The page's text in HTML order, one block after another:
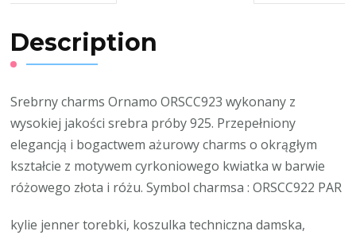
Description
Srebrny charms Ornamo ORSCC923 wykonany z
wysokiej jakości srebra próby 925. Przepełniony
elegancją i bogactwem ażurowy charms o okrągłym
kształcie z motywem cyrkoniowego kwiatka w barwie
różowego złota i różu. Symbol charmsa : ORSCC922 PAR
kylie jenner torebki, koszulka techniczna damska,